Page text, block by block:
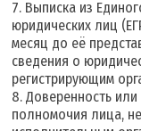
7. Выписка из
юридических лиц
месяц до её
сведения о
регистрирующим
8. Доверенность
полномочия лица,